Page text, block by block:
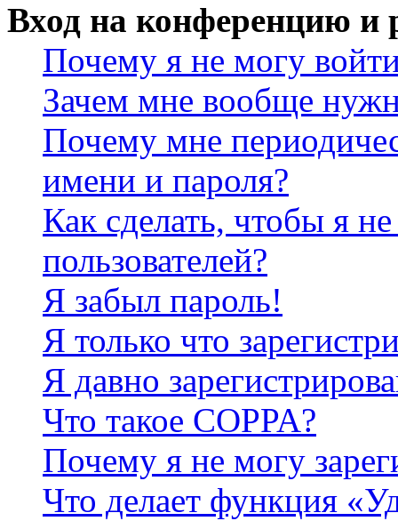
Вход на конференцию и
Почему я не могу
Зачем мне вообще
Почему мне
имени и пароля?
Как сделать, чтобы я
пользователей?
Я забыл пароль!
Я только что
Я давно
Что такое COPPA?
Почему я не могу
Что делает функция